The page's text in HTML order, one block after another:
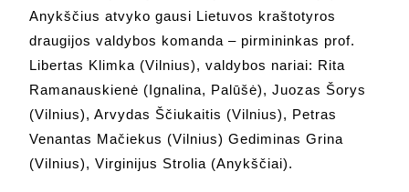
Anykščius atvyko gausi Lietuvos kraštotyros
draugijos valdybos komanda – pirmininkas prof.
Libertas Klimka (Vilnius), valdybos nariai: Rita
Ramanauskienė (Ignalina, Palūšė), Juozas Šorys
(Vilnius), Arvydas Ščiukaitis (Vilnius), Petras
Venantas Mačiekus (Vilnius) Gediminas Grina
(Vilnius), Virginijus Strolia (Anykščiai).